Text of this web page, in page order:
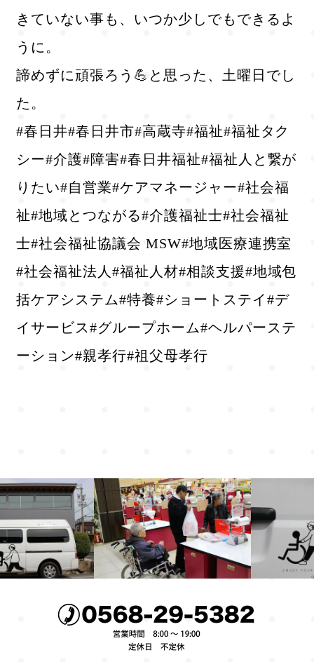
きていない事も、いつか少しでもできるよ
うに。
諦めずに頑張ろう💪と思った、土曜日でし
た。
#春日井#春日井市#高蔵寺#福祉#福祉タク
シー#介護#障害#春日井福祉#福祉人と繋が
りたい#自営業#ケアマネージャー#社会福
祉#地域とつながる#介護福祉士#社会福祉
士#社会福祉協議会 MSW#地域医療連携室
#社会福祉法人#福祉人材#相談支援#地域包
括ケアシステム#特養#ショートステイ#デ
イサービス#グループホーム#ヘルパーステ
ーション#親孝行#祖父母孝行